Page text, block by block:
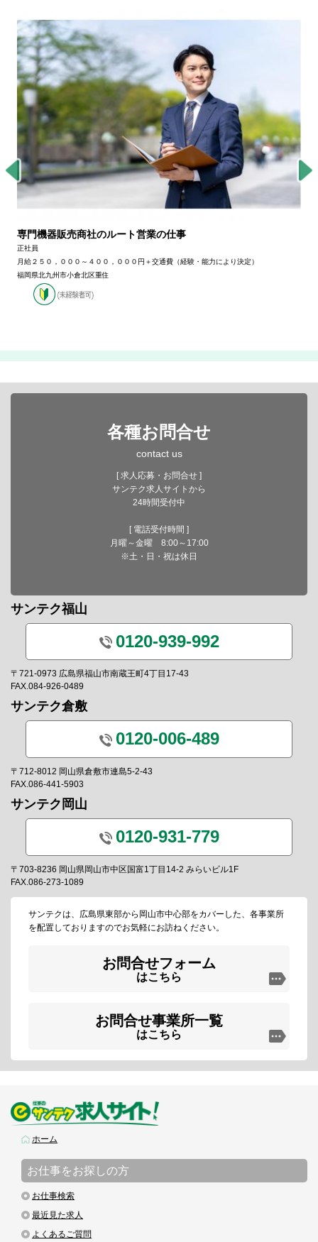
専門機器販売商社のルート営業の仕事
正社員
月給２５０，０００～４００，０００円＋交通費（経験・能力により決定）
福岡県北九州市小倉北区重住
各種お問合せ
contact us
[ 求人応募・お問合せ ]
サンテク求人サイトから
24時間受付中
[ 電話受付時間 ]
月曜～金曜 8:00～17:00
※土・日・祝は休日
サンテク福山
0120-939-992
〒721-0973 広島県福山市南蔵王町4丁目17-43
FAX.084-926-0489
サンテク倉敷
0120-006-489
〒712-8012 岡山県倉敷市連島5-2-43
FAX.086-441-5903
サンテク岡山
0120-931-779
〒703-8236 岡山県岡山市中区国富1丁目14-2 みらいビル1F
FAX.086-273-1089
サンテクは、広島県東部から岡山市中心部をカバーした、各事業所
を配置しておりますのでお気軽にお訪ねください。
お問合せフォーム
はこちら
お問合せ事業所一覧
はこちら
ホーム
お仕事をお探しの方
お仕事検索
最近見た求人
よくあるご質問